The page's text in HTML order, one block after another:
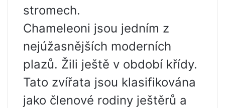
stromech.
Chameleoni jsou jedním z
nejúžasnějších moderních
plazů. Žili ještě v období křídy.
Tato zvířata jsou klasifikována
jako členové rodiny ještěrů a